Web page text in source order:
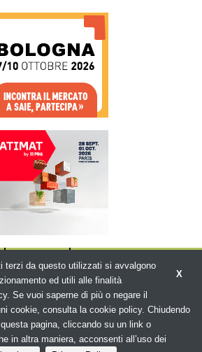
Edilizia in Rete - N.ro
5836 -Privacy policy
X
terzi da questo utilizzati si avvalgono
ed utili alle finalità
Se vuoi saperne di più o negare il
cookie, consulta la cookie policy. Chiudendo
pagina, cliccando su un link o
in altra maniera, acconsenti all’uso dei